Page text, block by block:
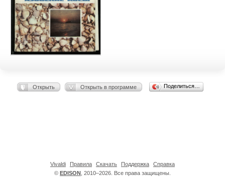
Открыть Открыть в программе Поделиться…
© EDISON , 2010–2026. Все права защищены.
Vivaldi Правила Скачать Поддержка Справка